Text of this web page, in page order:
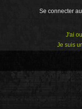
Se connecter
J'ai
Je suis